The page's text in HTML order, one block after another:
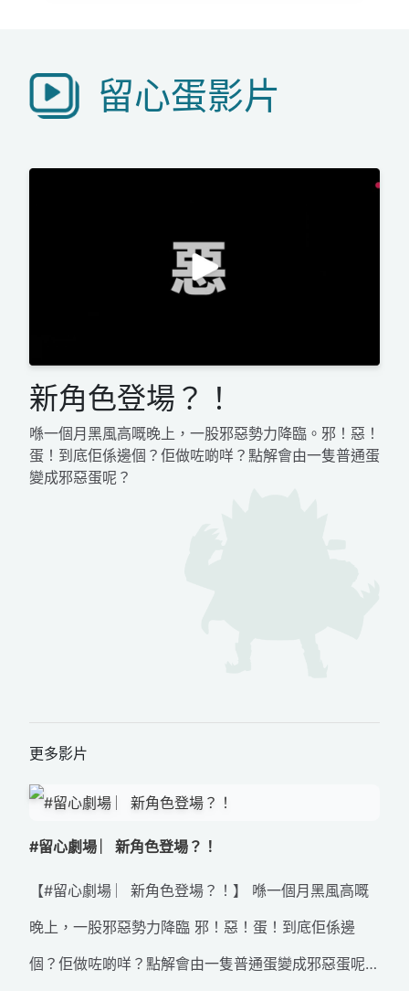
留心蛋影片
新角色登場？！
喺一個月黑風高嘅晚上，一股邪惡勢力降臨。邪！惡！
蛋！到底佢係邊個？佢做咗啲咩？點解會由一隻普通蛋
變成邪惡蛋呢？
更多影片
#留心劇場 ︳新角色登場？！
【#留心劇場 ︳新角色登場？！】 喺一個月黑風高嘅
晚上，一股邪惡勢力降臨 邪！惡！蛋！到底佢係邊
個？佢做咗啲咩？點解會由一隻普通蛋變成邪惡蛋呢